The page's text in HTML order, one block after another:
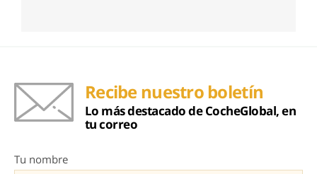
Recibe nuestro boletín
Lo más destacado de CocheGlobal, en
tu correo
Tu nombre